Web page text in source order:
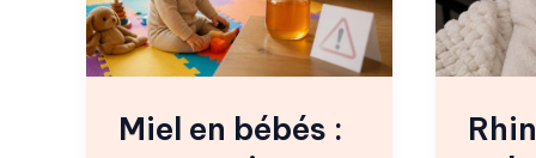
Miel en bébés :
pourquoi
ce
nectar
apaiser